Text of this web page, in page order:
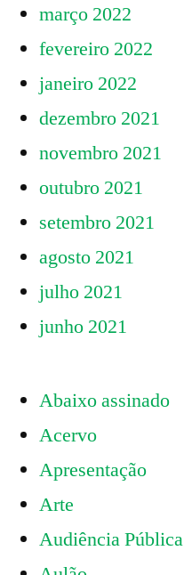
março 2022
fevereiro 2022
janeiro 2022
dezembro 2021
novembro 2021
outubro 2021
setembro 2021
agosto 2021
julho 2021
junho 2021
Abaixo assinado
Acervo
Apresentação
Arte
Audiência Pública